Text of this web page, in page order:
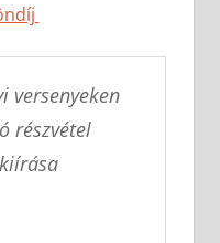
versenyeken
részvétel